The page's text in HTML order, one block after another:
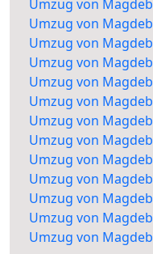
Umzug von
Umzug von
Umzug von
Umzug von
Umzug von
Umzug von
Umzug von
Umzug von
Umzug von
Umzug von
Umzug von
Umzug von
Umzug von